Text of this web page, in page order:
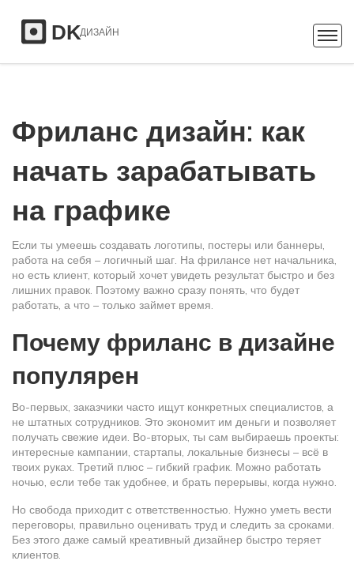
Фриланс дизайн: как
начать зарабатывать
на графике
Если ты умеешь создавать логотипы, постеры или баннеры,
работа на себя – логичный шаг. На фрилансе нет начальника,
но есть клиент, который хочет увидеть результат быстро и без
лишних правок. Поэтому важно сразу понять, что будет
работать, а что – только займет время.
Почему фриланс в дизайне
популярен
Во-первых, заказчики часто ищут конкретных специалистов, а
не штатных сотрудников. Это экономит им деньги и позволяет
получать свежие идеи. Во-вторых, ты сам выбираешь проекты:
интересные кампании, стартапы, локальные бизнесы – всё в
твоих руках. Третий плюс – гибкий график. Можно работать
ночью, если тебе так удобнее, и брать перерывы, когда нужно.
Но свобода приходит с ответственностью. Нужно уметь вести
переговоры, правильно оценивать труд и следить за сроками.
Без этого даже самый креативный дизайнер быстро теряет
клиентов.